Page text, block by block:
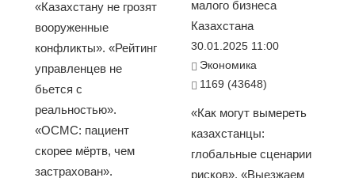
«Казахстану не грозят
вооруженные
конфликты». «Рейтинг
управленцев не
бьется с
реальностью».
«ОСМС: пациент
скорее мёртв, чем
застрахован».
малого бизнеса
Казахстана
30.01.2025 11:00
Экономика
1169 (43648)
«Как могут вымереть
казахстанцы:
глобальные сценарии
рисков». «Выезжаем